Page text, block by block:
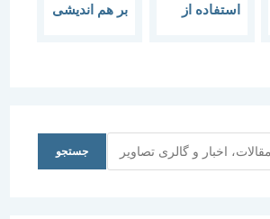
استفاده از
بر هم اندیشی
جستجو